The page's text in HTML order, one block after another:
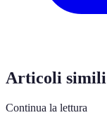
Articoli simili
Continua la lettura